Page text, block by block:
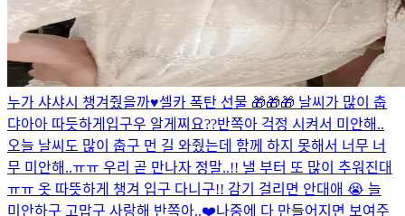
누가 샤샤시 챙겨줬을까♥️셀카 폭탄 선물 🎁🎁🎁 날씨가 많이 춥
댜아아 따듯하게입구우 알게찌요??반쪽아 걱정 시켜서 미안해..
오늘 날씨도 많이 춥구 먼 길 와줬는데 함께 하지 못해서 너무 너
무 미안해..ㅠㅠ 우리 곧 만나자 정말..!! 낼 부터 또 많이 추워진대
ㅠㅠ 옷 따뜻하게 챙겨 입구 다니구!! 감기 걸리면 안대애 😭 늘
미안하구 고맙구 사랑해 반쪽아..❤️나중에 다 만들어지면 보여주